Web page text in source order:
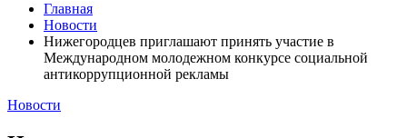
Главная
Новости
Нижегородцев приглашают принять участие в
Международном молодежном конкурсе социальной
антикоррупционной рекламы
Новости